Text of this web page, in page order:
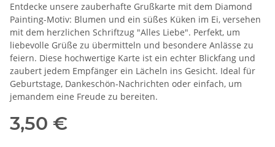
Entdecke unsere zauberhafte Grußkarte mit dem Diamond
Painting-Motiv: Blumen und ein süßes Küken im Ei, versehen
mit dem herzlichen Schriftzug "Alles Liebe". Perfekt, um
liebevolle Grüße zu übermitteln und besondere Anlässe zu
feiern. Diese hochwertige Karte ist ein echter Blickfang und
zaubert jedem Empfänger ein Lächeln ins Gesicht. Ideal für
Geburtstage, Dankeschön-Nachrichten oder einfach, um
jemandem eine Freude zu bereiten.
3,50 €